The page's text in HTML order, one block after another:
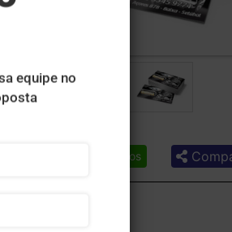
Lista de desejos